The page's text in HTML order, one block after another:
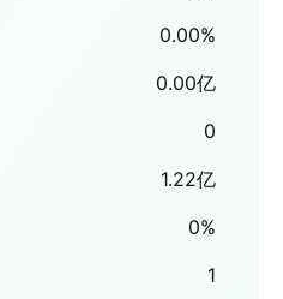
0.00%
0.00亿
0
1.22亿
0%
1